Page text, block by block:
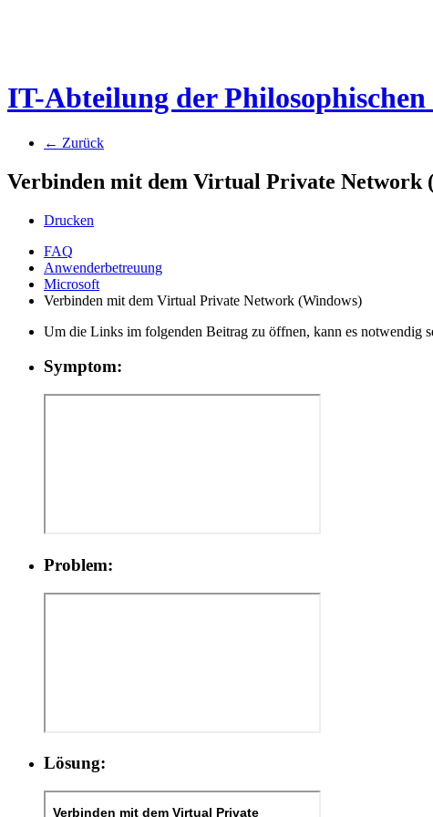
IT-Abteilung der
← Zurück
Verbinden mit dem Virtual Private Network
Drucken
FAQ
Anwenderbetreuung
Microsoft
Verbinden mit dem Virtual Private Network (Windows)
Um die Links im folgenden Beitrag zu öffnen, kann es notwendig
Symptom:
Problem:
Lösung: